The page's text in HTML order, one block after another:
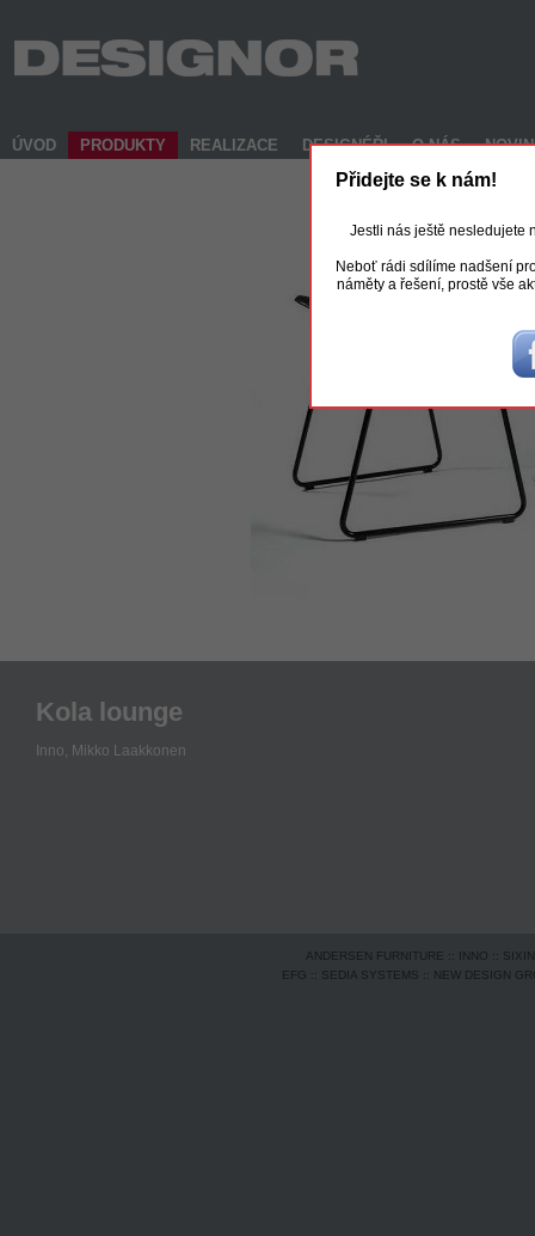
ÚVOD PRODUKTY REALIZACE DESIGNÉŘI O NÁS
Kola lounge
Inno, Mikko Laakkonen
ANDERSEN FURNITURE :: INNO ::
EFG :: SEDIA SYSTEMS :: NEW DESIGN
Přidejte se k nám!
Jestli nás ještě nesledujete
Neboť rádi sdílíme nadšení
náměty a řešení, prostě vše